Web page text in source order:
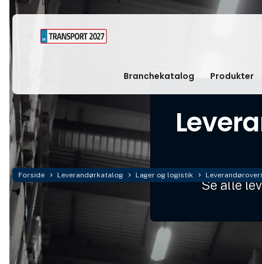
Branchekatalog Produkter
Forside Leverandørkatalog Lager og logistik
Se alle